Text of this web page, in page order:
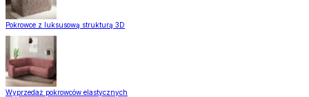
Pokrowce z luksusową strukturą 3D
Wyprzedaż pokrowców elastycznych